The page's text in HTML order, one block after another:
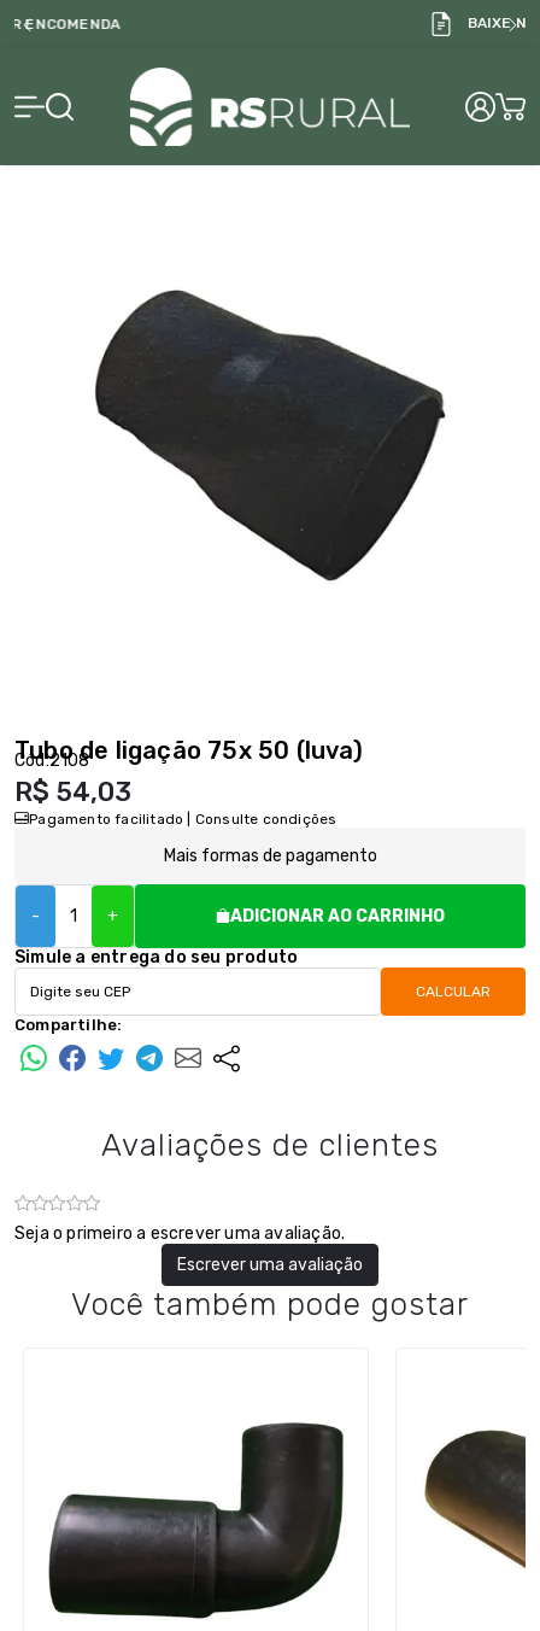
RS Rural
Tubo de ligação 75x 50 (luva)
Cód:2108
R$ 54,03
Pagamento facilitado | Consulte condições
Mais formas de pagamento
- +
ADICIONAR AO CARRINHO
Simule a entrega do seu produto
CALCULAR
Compartilhe:
Avaliações de clientes
Seja o primeiro a escrever uma avaliação.
Escrever uma avaliação
Você também pode gostar